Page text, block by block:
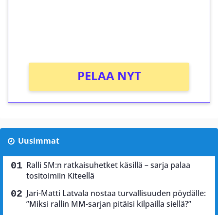
PELAA NYT
Uusimmat
Ralli SM:n ratkaisuhetket käsillä – sarja palaa
tositoimiin Kiteellä
Jari-Matti Latvala nostaa turvallisuuden pöydälle:
”Miksi rallin MM-sarjan pitäisi kilpailla siellä?”